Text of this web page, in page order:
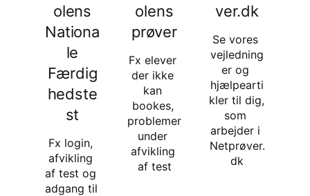
olens
Nationa
le
Færdig
hedste
st
Fx login,
afvikling
af test og
adgang til
olens
prøver
Fx elever
der ikke
kan
bookes,
problemer
under
afvikling
af test
ver.dk
Se vores
vejledning
er og
hjælpearti
kler til dig,
som
arbejder i
Netprøver.
dk